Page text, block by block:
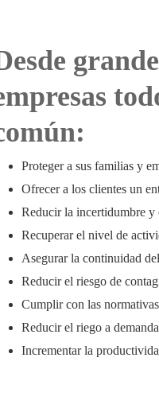
Proteger a sus familias y
Ofrecer a los clientes un
Reducir la incertidumbre y
Recuperar el nivel de
Asegurar la continuidad
Reducir el riesgo de
Cumplir con las
Reducir el riego a
Incrementar la